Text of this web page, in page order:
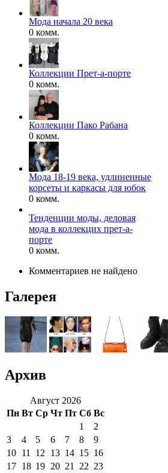
Мода начала 20 века
0 комм.
Коллекции Прет-а-порте
0 комм.
Коллекции Пако Рабана
0 комм.
Мода 18-19 века, удлиненные
корсеты и каркасы для юбок
0 комм.
Тенденции моды, деловая
мода в коллекцих прет-а-
порте
0 комм.
Комментариев не найдено
Галерея
Архив
Август 2026
Пн Вт Ср Чт Пт Сб Вс
1
2
3
4 5 6 7 8
9
10 11 12 13 14 15 16
17 18 19 20 21 22 23